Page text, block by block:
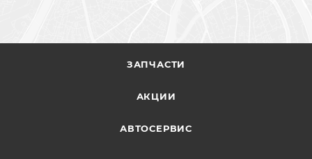
ЗАПЧАСТИ
АКЦИИ
АВТОСЕРВИС